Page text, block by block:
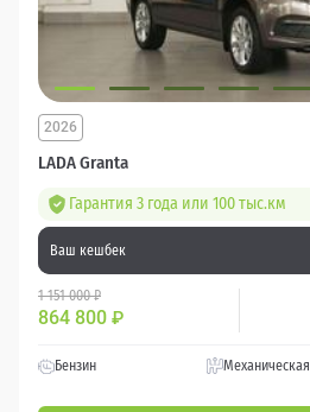
LADA Granta
2026
Гарантия 3 года или 100 тыс.км
Ваш кешбек
1 151 000 ₽
864 800 ₽
Бензин Механическая